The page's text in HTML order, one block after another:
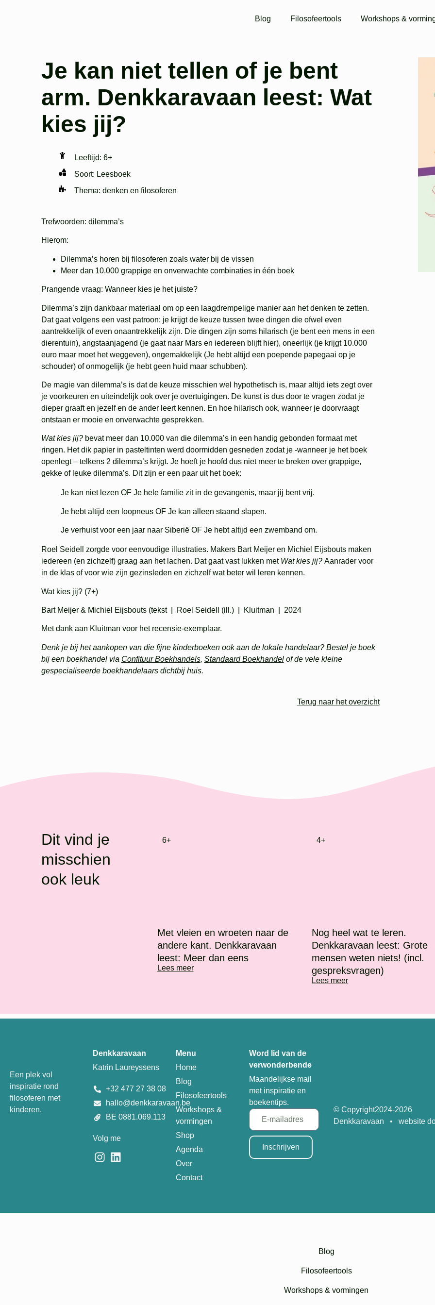
Blog Filosofeertools Workshops &
Je kan niet tellen of je bent
arm. Denkkaravaan leest: Wat
kies jij?
Leeftijd:6+
Soort: Leesboek
Thema:denken en filosoferen
Trefwoorden: dilemma’s
Hierom:
Dilemma’s horen bij filosoferen zoals water bij de vissen
Meer dan 10.000 grappige en onverwachte combinaties in één boek
Prangende vraag: Wanneer kies je het juiste?
Dilemma’s zijn dankbaar materiaal om op een laagdrempelige manier aan het denken te zetten.
Dat gaat volgens een vast patroon: je krijgt de keuze tussen twee dingen die ofwel even
aantrekkelijk of even onaantrekkelijk zijn. Die dingen zijn soms hilarisch (je bent een mens in een
dierentuin), angstaanjagend (je gaat naar Mars en iedereen blijft hier), oneerlijk (je krijgt 10.000
euro maar moet het weggeven), ongemakkelijk (Je hebt altijd een poepende papegaai op je
schouder) of onmogelijk (je hebt geen huid maar schubben).
De magie van dilemma’s is dat de keuze misschien wel hypothetisch is, maar altijd iets zegt over
je voorkeuren en uiteindelijk ook over je overtuigingen. De kunst is dus door te vragen zodat je
dieper graaft en jezelf en de ander leert kennen. En hoe hilarisch ook, wanneer je doorvraagt
ontstaan er mooie en onverwachte gesprekken.
Wat kies jij?bevat meer dan 10.000 van die dilemma’s in een handig gebonden formaat met
ringen. Het dik papier in pasteltinten werd doormidden gesneden zodat je -wanneer je het boek
openlegt – telkens 2 dilemma’s krijgt. Je hoeft je hoofd dus niet meer te breken over grappige,
gekke of leuke dilemma’s. Dit zijn er een paar uit het boek:
Je kan niet lezen OF Je hele familie zit in de gevangenis, maar jij bent vrij.
Je hebt altijd een loopneus OF Je kan alleen staand slapen.
Je verhuist voor een jaar naar Siberië OF Je hebt altijd een zwemband om.
Roel Seidell zorgde voor eenvoudige illustraties. Makers Bart Meijer en Michiel Eijsbouts maken
iedereen (en zichzelf) graag aan het lachen. Dat gaat vast lukken met Wat kies jij? Aanrader voor
in de klas of voor wie zijn gezinsleden en zichzelf wat beter wil leren kennen.
Wat kies jij? (7+)
Bart Meijer & Michiel Eijsbouts (tekst | Roel Seidell (ill.) | Kluitman | 2024
Met dank aan Kluitman voor het recensie-exemplaar.
Denk je bij het aankopen van die fijne kinderboeken ook aan de lokale handelaar? Bestel je boek
bij een boekhandel via Confituur Boekhandels, Standaard Boekhandelof de vele kleine
gespecialiseerde boekhandelaars dichtbij huis.
Terug naar het overzicht
Dit vind je
misschien
ook leuk
6+
Met vleien en wroeten naar de
andere kant. Denkkaravaan
leest: Meer dan eens
Lees meer
4+
Nog heel wat te leren.
Denkkaravaan leest: Grote
mensen weten niets! (incl.
gespreksvragen)
Lees meer
Een plek vol
inspiratie rond
filosoferen met
kinderen.
Denkkaravaan
Katrin Laureyssens
+32 477 27 38 08
hallo@denkkaravaan.be
BE 0881.069.113
Volg me
Menu
Home
Blog
Filosofeertools
Workshops &
vormingen
Shop
Agenda
Over
Contact
Word lid van de
verwonderbende
Maandelijkse mail
met inspiratie en
boekentips.
Inschrijven
© Copyright2024-2026
Denkkaravaan • website
Blog
Filosofeertools
Workshops & vormingen